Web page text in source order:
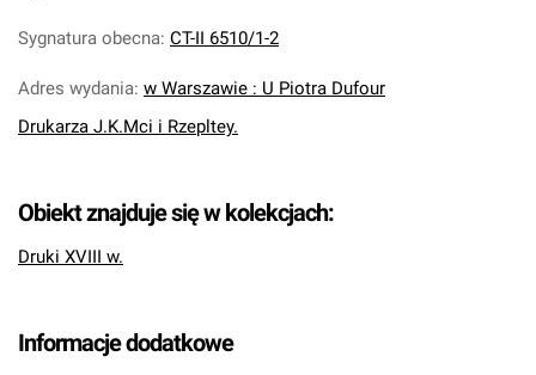
Sygnatura obecna: CT-II 6510/1-2
Adres wydania: w Warszawie : U Piotra Dufour
Drukarza J.K.Mci i Rzepltey.
Obiekt znajduje się w kolekcjach:
Druki XVIII w.
Informacje dodatkowe